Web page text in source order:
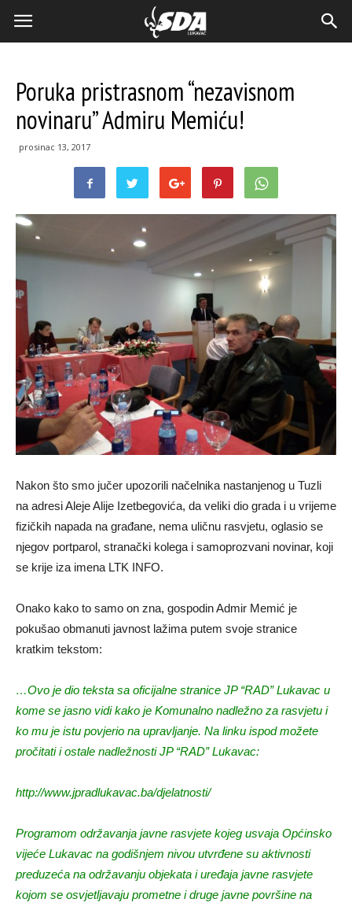
Poruka pristrasnom “nezavisnom
novinaru” Admiru Memiću!
prosinac 13, 2017
Nakon što smo jučer upozorili načelnika nastanjenog u Tuzli
na adresi Aleje Alije Izetbegovića, da veliki dio grada i u vrijeme
fizičkih napada na građane, nema uličnu rasvjetu, oglasio se
njegov portparol, stranački kolega i samoprozvani novinar, koji
se krije iza imena LTK INFO.
Onako kako to samo on zna, gospodin Admir Memić je
pokušao obmanuti javnost lažima putem svoje stranice
kratkim tekstom:
…Ovo je dio teksta sa oficijalne stranice JP “RAD” Lukavac u
kome se jasno vidi kako je Komunalno nadležno za rasvjetu i
ko mu je istu povjerio na upravljanje. Na linku ispod možete
pročitati i ostale nadležnosti JP “RAD” Lukavac:
http://www.jpradlukavac.ba/djelatnosti/
Programom održavanja javne rasvjete kojeg usvaja Općinsko
vijeće Lukavac na godišnjem nivou utvrđene su aktivnosti
preduzeća na održavanju objekata i uređaja javne rasvjete
kojom se osvjetljavaju prometne i druge javne površine na